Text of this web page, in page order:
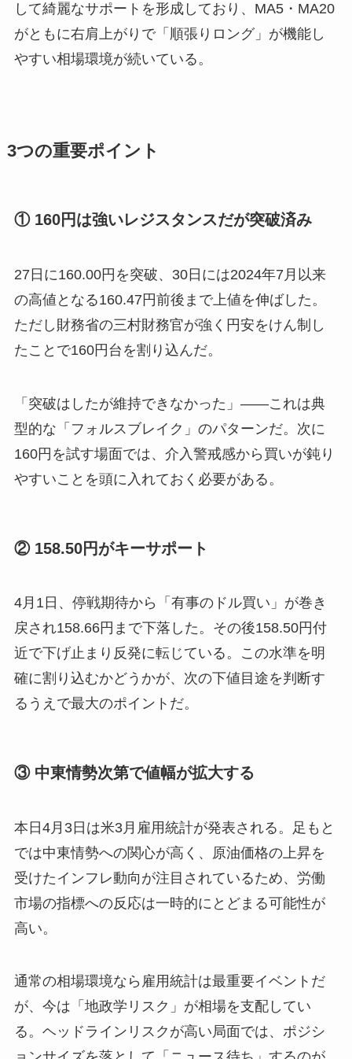
して綺麗なサポートを形成しており、MA5・MA20
がともに右肩上がりで「順張りロング」が機能し
やすい相場環境が続いている。
3つの重要ポイント
① 160円は強いレジスタンスだが突破済み
27日に160.00円を突破、30日には2024年7月以来
の高値となる160.47円前後まで上値を伸ばした。
ただし財務省の三村財務官が強く円安をけん制し
たことで160円台を割り込んだ。
「突破はしたが維持できなかった」——これは典
型的な「フォルスブレイク」のパターンだ。次に
160円を試す場面では、介入警戒感から買いが鈍り
やすいことを頭に入れておく必要がある。
② 158.50円がキーサポート
4月1日、停戦期待から「有事のドル買い」が巻き
戻され158.66円まで下落した。その後158.50円付
近で下げ止まり反発に転じている。この水準を明
確に割り込むかどうかが、次の下値目途を判断す
るうえで最大のポイントだ。
③ 中東情勢次第で値幅が拡大する
本日4月3日は米3月雇用統計が発表される。足もと
では中東情勢への関心が高く、原油価格の上昇を
受けたインフレ動向が注目されているため、労働
市場の指標への反応は一時的にとどまる可能性が
高い。
通常の相場環境なら雇用統計は最重要イベントだ
が、今は「地政学リスク」が相場を支配してい
る。ヘッドラインリスクが高い局面では、ポジシ